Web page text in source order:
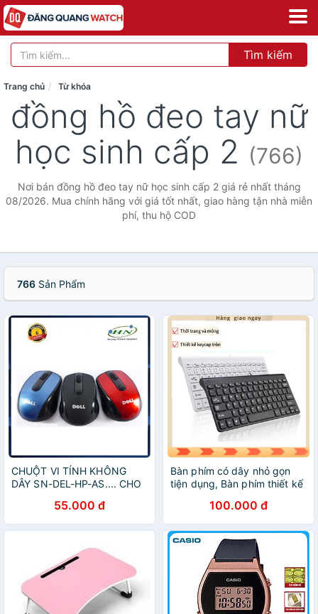
Tìm kiếm
Trang chủ Từ khóa
đồng hồ đeo tay nữ
học sinh cấp 2 (766)
Nơi bán đồng hồ đeo tay nữ học sinh cấp 2 giá rẻ nhất tháng
08/2026. Mua chính hãng với giá tốt nhất, giao hàng tận nhà miễn
phí, thu hộ COD
766 Sản Phẩm
CHUỘT VI TÍNH KHÔNG
DÂY SN-DEL-HP-AS.... CHO
SINH VIÊN55.000 đ
Bàn phím có dây nhỏ gọn
tiện dụng, Bàn phím thiết kế
phòng, học sinh
100.000 đ